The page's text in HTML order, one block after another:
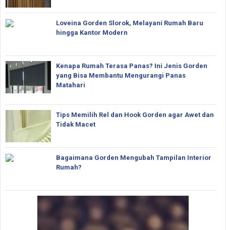
Loveina Gorden Slorok, Melayani Rumah Baru
hingga Kantor Modern
Kenapa Rumah Terasa Panas? Ini Jenis Gorden
yang Bisa Membantu Mengurangi Panas
Matahari
Tips Memilih Rel dan Hook Gorden agar Awet dan
Tidak Macet
Bagaimana Gorden Mengubah Tampilan Interior
Rumah?